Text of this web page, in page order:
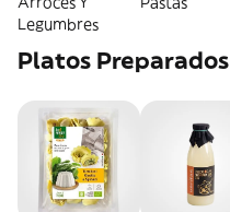
Legumbres
Platos Preparados